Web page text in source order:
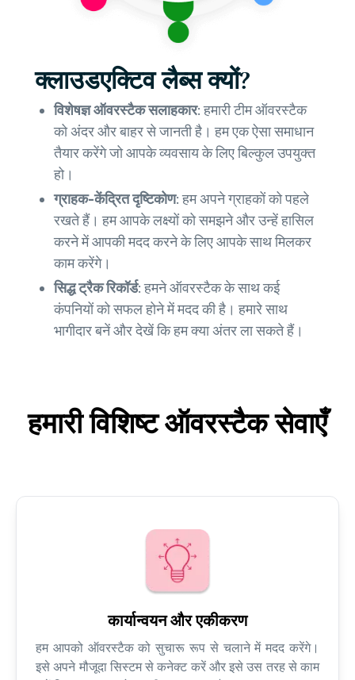
क्लाउडएक्टिव लैब्स क्यों?
विशेषज्ञ ऑवरस्टैक सलाहकार:हमारी टीम ऑवरस्टैक
को अंदर और बाहर से जानती है। हम एक ऐसा समाधान
तैयार करेंगे जो आपके व्यवसाय के लिए बिल्कुल उपयुक्त
हो।
ग्राहक-केंद्रित दृष्टिकोण:हम अपने ग्राहकों को पहले
रखते हैं। हम आपके लक्ष्यों को समझने और उन्हें हासिल
करने में आपकी मदद करने के लिए आपके साथ मिलकर
काम करेंगे।
सिद्ध ट्रैक रिकॉर्ड:हमने ऑवरस्टैक के साथ कई
कंपनियों को सफल होने में मदद की है। हमारे साथ
भागीदार बनें और देखें कि हम क्या अंतर ला सकते हैं।
हमारी विशिष्ट ऑवरस्टैक सेवाएँ
कार्यान्वयन और एकीकरण
हम आपको ऑवरस्टैक को सुचारू रूप से चलाने में मदद करेंगे।
इसे अपने मौजूदा सिस्टम से कनेक्ट करें और इसे उस तरह से काम